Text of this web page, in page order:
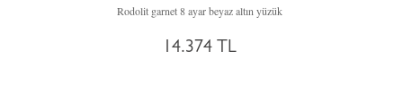
Rodolit garnet 8 ayar beyaz altın yüzük
14.374 TL